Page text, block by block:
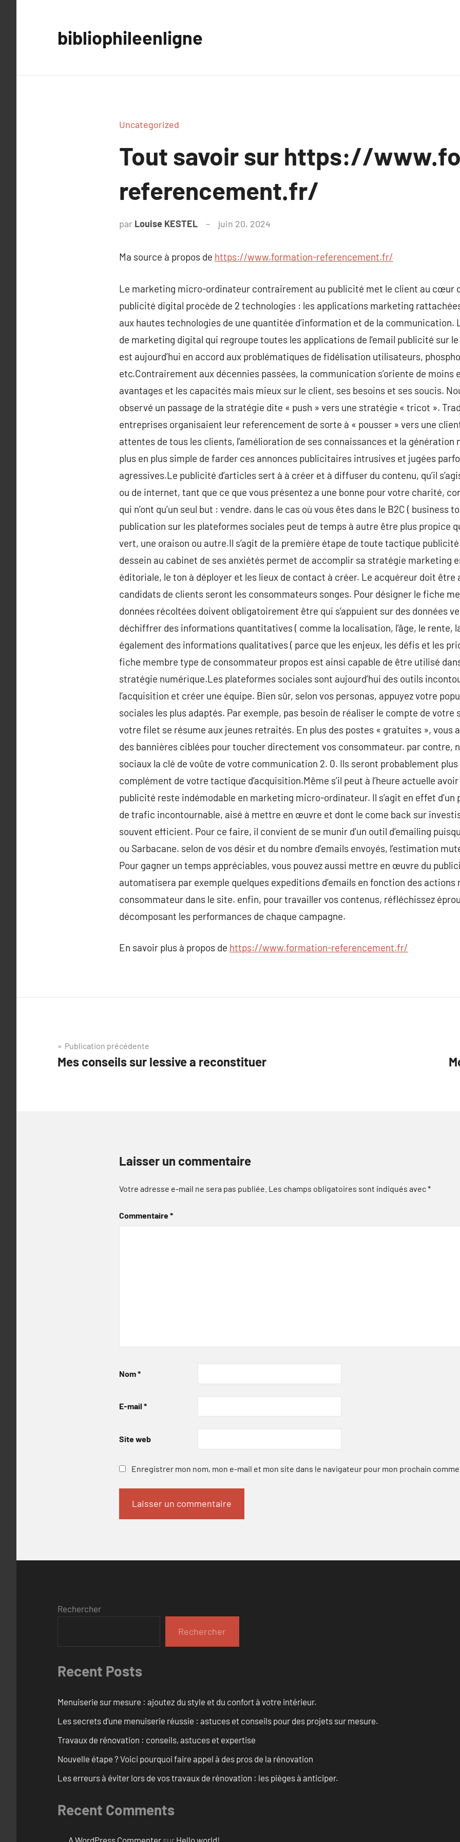
bibliophileenligne
Uncategorized
Tout savoir sur https://
referencement.fr/
par Louise KESTEL juin 20, 2024
Ma source à propos de https://www.formation-referencement.fr/
Le marketing micro-ordinateur contrairement au publicité met le client au cœur
publicité digital procède de 2 technologies : les applications marketing
aux hautes technologies de une quantitée d’information et de la communication.
de marketing digital qui regroupe toutes les applications de l’email publicité sur le
est aujourd’hui en accord aux problématiques de fidélisation utilisateurs,
etc.Contrairement aux décennies passées, la communication s’oriente de moins
avantages et les capacités mais mieux sur le client, ses besoins et ses soucis.
observé un passage de la stratégie dite « push » vers une stratégie « tricot ».
entreprises organisaient leur referencement de sorte à « pousser » vers une
attentes de tous les clients, l’amélioration de ses connaissances et la génération
plus en plus simple de farder ces annonces publicitaires intrusives et jugées
agressives.Le publicité d’articles sert à à créer et à diffuser du contenu, qu’il
ou de internet, tant que ce que vous présentez a une bonne pour votre charité,
qui n’ont qu’un seul but : vendre. dans le cas où vous êtes dans le B2C ( business
publication sur les plateformes sociales peut de temps à autre être plus propice
vert, une oraison ou autre.Il s’agit de la première étape de toute tactique
dessein au cabinet de ses anxiétés permet de accomplir sa stratégie marketing
éditoriale, le ton à déployer et les lieux de contact à créer. Le acquéreur doit être
candidats de clients seront les consommateurs songes. Pour désigner le fiche
données récoltées doivent obligatoirement être qui s’appuient sur des données
déchiffrer des informations quantitatives ( comme la localisation, l’âge, le rente,
également des informations qualitatives ( parce que les enjeux, les défis et les
fiche membre type de consommateur propos est ainsi capable de être utilisé
stratégie numérique.Les plateformes sociales sont aujourd’hui des outils
l’acquisition et créer une équipe. Bien sûr, selon vos personas, appuyez votre
sociales les plus adaptés. Par exemple, pas besoin de réaliser le compte de
votre filet se résume aux jeunes retraités. En plus des postes « gratuites », vous
des bannières ciblées pour toucher directement vos consommateur. par contre,
sociaux la clé de voûte de votre communication 2. 0. Ils seront probablement
complément de votre tactique d’acquisition.Même s’il peut à l’heure actuelle
publicité reste indémodable en marketing micro-ordinateur. Il s’agit en effet d’un
de trafic incontournable, aisé à mettre en œuvre et dont le come back sur
souvent efficient. Pour ce faire, il convient de se munir d’un outil d’emailing
ou Sarbacane. selon de vos désir et du nombre d’emails envoyés, l’estimation
Pour gagner un temps appréciables, vous pouvez aussi mettre en œuvre du
automatisera par exemple quelques expeditions d’emails en fonction des actions
consommateur dans le site. enfin, pour travailler vos contenus, réfléchissez
décomposant les performances de chaque campagne.
En savoir plus à propos de https://www.formation-referencement.fr/
Navigation
de
Publication précédente
Mes conseils sur lessive a reconstituer
Laisser un commentaire
Votre adresse e-mail ne sera pas publiée. Les champs obligatoires sont indiqués avec*
Commentaire*
Nom*
E-mail *
Site web
Enregistrer mon nom, mon e-mail et mon site dans le navigateur pour mon prochain
Rechercher
Rechercher
Recent Posts
Menuiserie sur mesure : ajoutez du style et du confort à votre intérieur.
Les secrets d’une menuiserie réussie : astuces et conseils pour des projets sur mesure.
Travaux de rénovation : conseils, astuces et expertise
Nouvelle étape ? Voici pourquoi faire appel à des pros de la rénovation
Les erreurs à éviter lors de vos travaux de rénovation : les pièges à anticiper.
Recent Comments